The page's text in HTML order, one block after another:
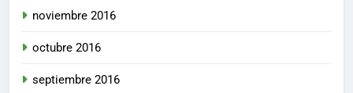
noviembre 2016
octubre 2016
septiembre 2016